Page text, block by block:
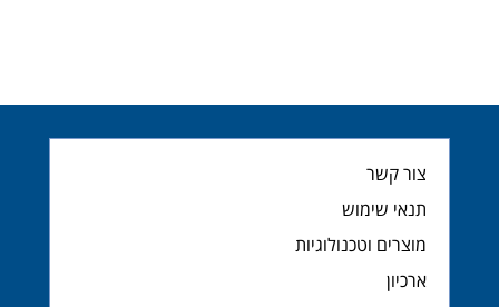
צור קשר
תנאי שימוש
מוצרים וטכנולוגיות
ארכיון